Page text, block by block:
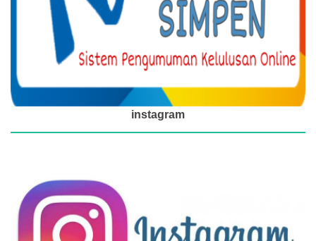
instagram